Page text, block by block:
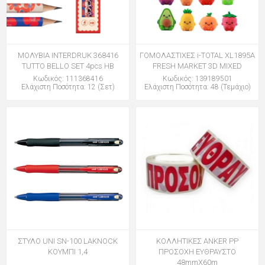
ΜΟΛΥΒΙΑ INTERDRUK 368416
TUTTO BELLO SET 4pcs HB
Κωδικός: 111368416
Ελάχιστη Ποσότητα: 12 (Σετ)
ΓΟΜΟΛΑΣΤΙΧΕΣ i-TOTAL XL1895Α
FRESH MARKET 3D MIXED
Κωδικός: 139189501
Ελάχιστη Ποσότητα: 48 (Τεμάχιο)
ΣΤΥΛΟ UNI SN-100 LAKNOCK
ΚΟΥΜΠΙ 1,4
ΚΟΛΛΗΤΙΚΕΣ ANKER PP
ΠΡΟΣΟΧΗ ΕΥΘΡΑΥΣΤΟ
48mmΧ60m